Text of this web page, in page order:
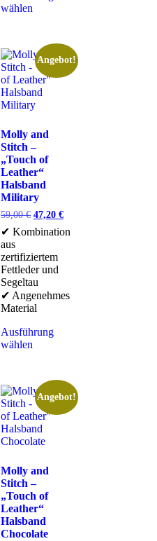
wählen
Angebot!
Molly and
Stitch –
„Touch of
Leather“
Halsband
Military
59,00€ 47,20 €
✔ Kombination
aus
zertifiziertem
Fettleder und
Segeltau
✔ Angenehmes
Material
Ausführung
wählen
Angebot!
Molly and
Stitch –
„Touch of
Leather“
Halsband
Chocolate